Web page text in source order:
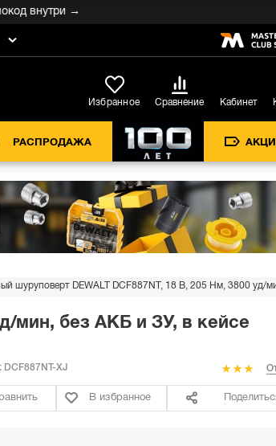
→
Избранное Сравнение Кабинет
РАСПРОДАЖА
мин, без АКБ и ЗУ, в кейсе
DCF887NT-XJ
В избранное